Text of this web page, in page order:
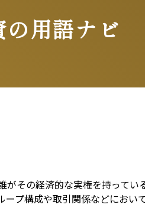
の用語ナビ
その経済的な実権を持って
プ構成や取引関係などにお